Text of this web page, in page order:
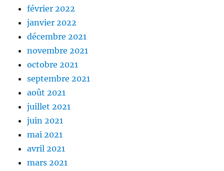
février 2022
janvier 2022
décembre 2021
novembre 2021
octobre 2021
septembre 2021
août 2021
juillet 2021
juin 2021
mai 2021
avril 2021
mars 2021